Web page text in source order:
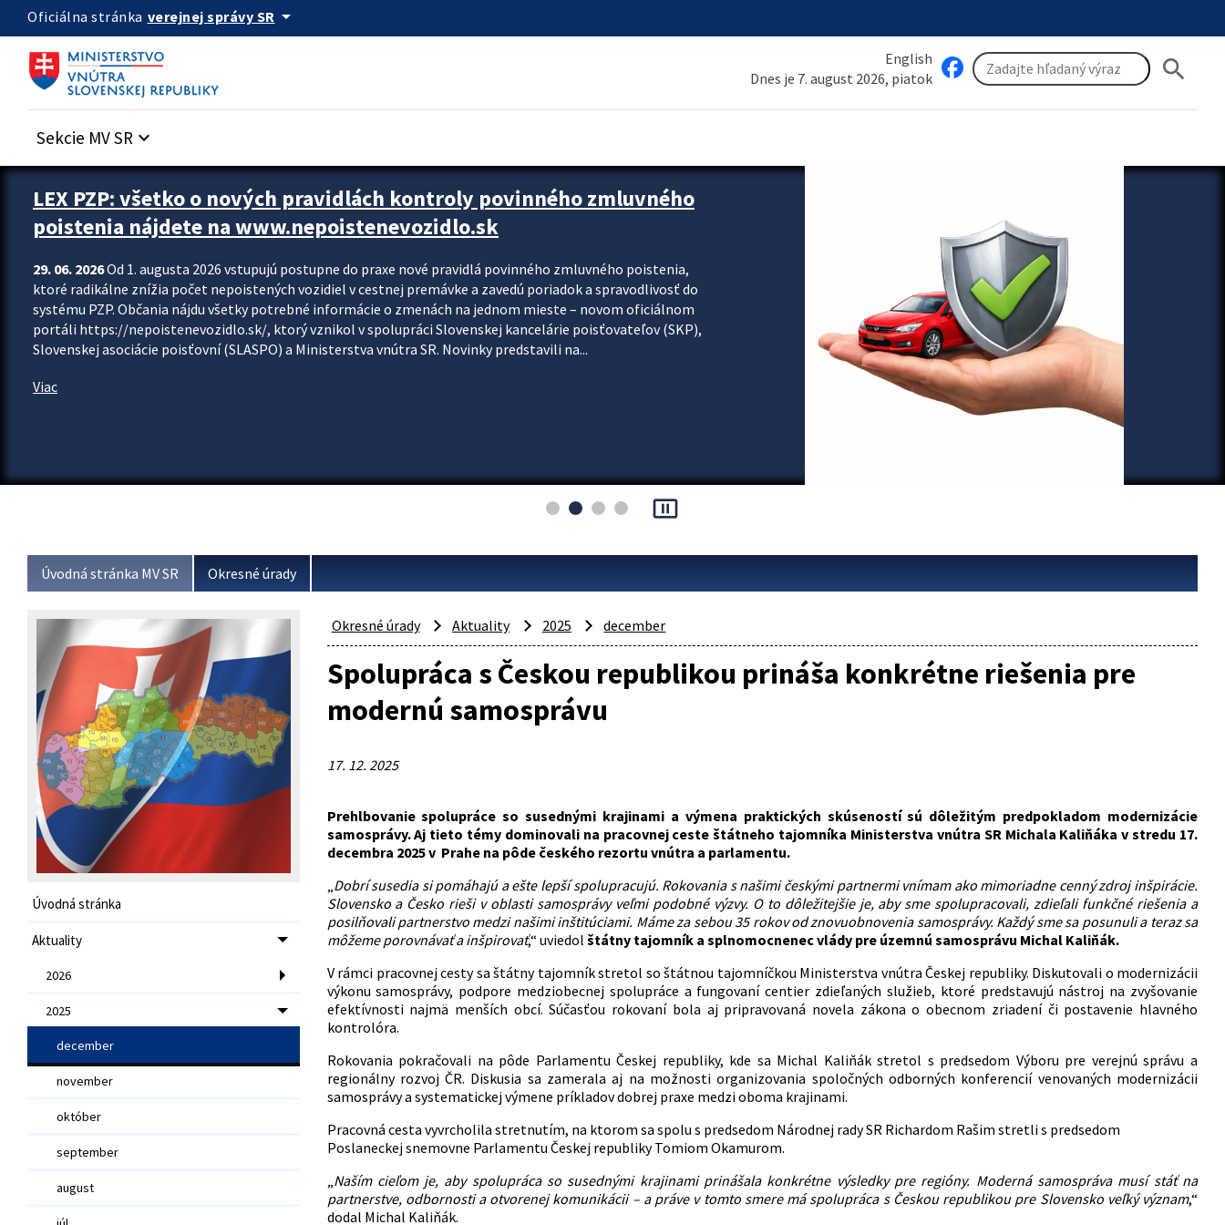
Preskocit na hlavný obsah
Oficiálna stránka verejnej správy SR arrow_drop_down
English
Dnes je 7. august 2026, piatok
search
Sekcie MV SR keyboard_arrow_down
Zastavit automatický posun upútavok
LEX PZP: všetko o nových pravidlách kontroly povinného zmluvného
poistenia nájdete na www.nepoistenevozidlo.sk
29. 06. 2026Od 1. augusta 2026 vstupujú postupne do praxe nové pravidlá povinného zmluvného poistenia,
ktoré radikálne znížia počet nepoistených vozidiel v cestnej premávke a zavedú poriadok a spravodlivosť do
systému PZP. Občania nájdu všetky potrebné informácie o zmenách na jednom mieste – novom oficiálnom
portáli https://nepoistenevozidlo.sk/, ktorý vznikol v spolupráci Slovenskej kancelárie poisťovateľov (SKP),
Slovenskej asociácie poisťovní (SLASPO) a Ministerstva vnútra SR. Novinky predstavili na...
Viac
pause_presentation
Úvodná stránka MV SR Okresné úrady
Úvodná stránka
Aktuality
2026
2025
december
november
október
september
august
Okresné úrady Aktuality 2025 december
Spolupráca s Českou republikou prináša konkrétne riešenia pre
modernú samosprávu
17. 12. 2025
Prehlbovanie spolupráce so susednými krajinami a výmena praktických skúseností sú dôležitým predpokladom modernizácie
samosprávy. Aj tieto témy dominovali na pracovnej ceste štátneho tajomníka Ministerstva vnútra SR Michala Kaliňáka v stredu 17.
decembra 2025 v Prahe na pôde českého rezortu vnútra a parlamentu.
„Dobrí susedia si pomáhajú a ešte lepší spolupracujú. Rokovania s našimi českými partnermi vnímam ako mimoriadne cenný zdroj inšpirácie.
Slovensko a Česko rieši v oblasti samosprávy veľmi podobné výzvy. O to dôležitejšie je, aby sme spolupracovali, zdieľali funkčné riešenia a
posilňovali partnerstvo medzi našimi inštitúciami. Máme za sebou 35 rokov od znovuobnovenia samosprávy. Každý sme sa posunuli a teraz sa
môžeme porovnávať a inšpirovať,“ uviedol štátny tajomník a splnomocnenec vlády pre územnú samosprávu Michal Kaliňák.
V rámci pracovnej cesty sa štátny tajomník stretol so štátnou tajomníčkou Ministerstva vnútra Českej republiky. Diskutovali o modernizácii
výkonu samosprávy, podpore medziobecnej spolupráce a fungovaní centier zdieľaných služieb, ktoré predstavujú nástroj na zvyšovanie
efektívnosti najmä menších obcí. Súčasťou rokovaní bola aj pripravovaná novela zákona o obecnom zriadení či postavenie hlavného
kontrolóra.
Rokovania pokračovali na pôde Parlamentu Českej republiky, kde sa Michal Kaliňák stretol s predsedom Výboru pre verejnú správu a
regionálny rozvoj ČR. Diskusia sa zamerala aj na možnosti organizovania spoločných odborných konferencií venovaných modernizácii
samosprávy a systematickej výmene príkladov dobrej praxe medzi oboma krajinami.
Pracovná cesta vyvrcholila stretnutím, na ktorom sa spolu s predsedom Národnej rady SR Richardom Rašim stretli s predsedom
Poslaneckej snemovne Parlamentu Českej republiky Tomiom Okamurom.
„Naším cieľom je, aby spolupráca so susednými krajinami prinášala konkrétne výsledky pre regióny. Moderná samospráva musí stáť na
partnerstve, odbornosti a otvorenej komunikácii – a práve v tomto smere má spolupráca s Českou republikou pre Slovensko veľký význam,“
dodal Michal Kaliňák.